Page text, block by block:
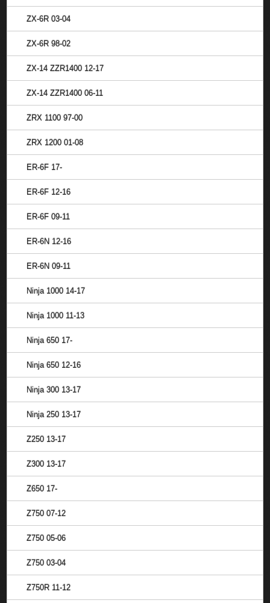
ZX-6R 03-04
ZX-6R 98-02
ZX-14 ZZR1400 12-17
ZX-14 ZZR1400 06-11
ZRX 1100 97-00
ZRX 1200 01-08
ER-6F 17-
ER-6F 12-16
ER-6F 09-11
ER-6N 12-16
ER-6N 09-11
Ninja 1000 14-17
Ninja 1000 11-13
Ninja 650 17-
Ninja 650 12-16
Ninja 300 13-17
Ninja 250 13-17
Z250 13-17
Z300 13-17
Z650 17-
Z750 07-12
Z750 05-06
Z750 03-04
Z750R 11-12